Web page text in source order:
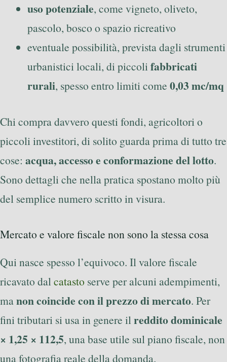
uso potenziale, come vigneto, oliveto,
pascolo, bosco o spazio ricreativo
eventuale possibilità, prevista dagli strumenti
urbanistici locali, di piccolifabbricati
rurali, spesso entro limiti come 0,03 mc/mq
Chi compra davvero questi fondi, agricoltori o
piccoli investitori, di solito guarda prima di tutto tre
cose: acqua, accesso e conformazione del lotto.
Sono dettagli che nella pratica spostano molto più
del semplice numero scritto in visura.
Mercato e valore fiscale non sono la stessa cosa
Qui nasce spesso l’equivoco. Il valore fiscale
ricavato dal catasto serve per alcuni adempimenti,
manon coincide con il prezzo di mercato. Per
fini tributari si usa in genere il reddito dominicale
× 1,25 × 112,5, una base utile sul piano fiscale, non
una fotografia reale della domanda.